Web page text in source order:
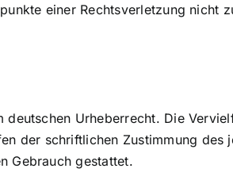
einer Rechtsverletzung nicht
Urheberrecht. Die
der schriftlichen Zustimmung des
Gebrauch gestattet.